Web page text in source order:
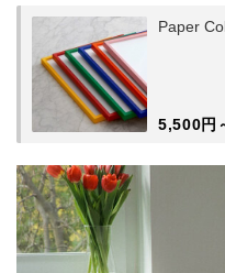
Paper
5,500円